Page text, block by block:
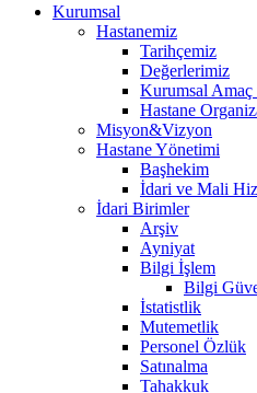
Kurumsal
Hastanemiz
Tarihçemiz
Değerlerimiz
Kurumsal
Hastane
Misyon&Vizyon
Hastane Yönetimi
Başhekim
İdari ve Mali
İdari Birimler
Arşiv
Ayniyat
Bilgi İşlem
Bilgi
İstatistlik
Mutemetlik
Personel Özlük
Satınalma
Tahakkuk